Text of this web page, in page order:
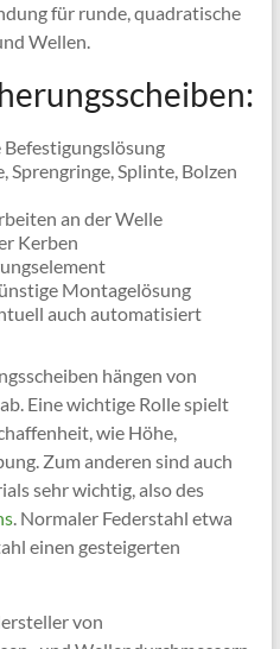
für runde, quadratische
Wellen.
Sprengringe, Splinte, Bolzen
an der Welle
Kerben
Montagelösung
auch automatisiert
hängen von
Eine wichtige Rolle spielt
wie Höhe,
Zum anderen sind auch
sehr wichtig, also des
. Normaler Federstahl etwa
einen gesteigerten
von